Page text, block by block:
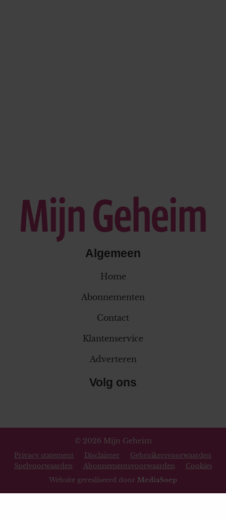
Algemeen
Home
Abonnementen
Contact
Klantenservice
Adverteren
Volg ons
© 2026 Mijn Geheim
Privacy statement Disclaimer
Gebruikersvoorwaarden
Spelvoorwaarden
Abonnementsvoorwaarden
Cookies
Website gerealiseerd door MediaSoep